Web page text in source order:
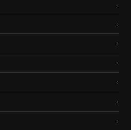
›
›
›
›
›
›
›